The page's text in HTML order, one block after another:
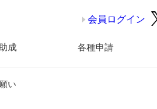
会員ログイン
成 各種申請
い